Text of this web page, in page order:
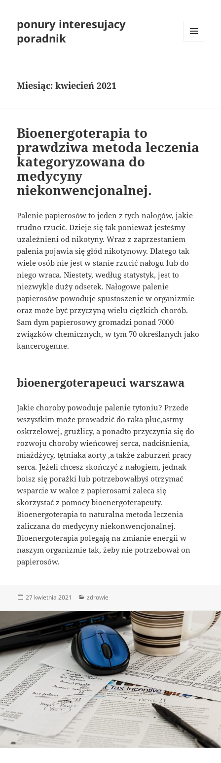
ponury interesujacy
poradnik
Miesiąc:kwiecień 2021
Bioenergoterapia to
prawdziwa metoda leczenia
kategoryzowana do
medycyny
niekonwencjonalnej.
Palenie papierosów to jeden z tych nałogów, jakie
trudno rzucić. Dzieje się tak ponieważ jesteśmy
uzależnieni od nikotyny. Wraz z zaprzestaniem
palenia pojawia się głód nikotynowy. Dlatego tak
wiele osób nie jest w stanie rzucić nałogu lub do
niego wraca. Niestety, według statystyk, jest to
niezwykle duży odsetek. Nałogowe palenie
papierosów powoduje spustoszenie w organizmie
oraz może być przyczyną wielu ciężkich chorób.
Sam dym papierosowy gromadzi ponad 7000
związków chemicznych, w tym 70 określanych jako
kancerogenne.
bioenergoterapeuci warszawa
Jakie choroby powoduje palenie tytoniu? Przede
wszystkim może prowadzić do raka płuc,astmy
oskrzelowej, gruźlicy, a ponadto przyczynia się do
rozwoju choroby wieńcowej serca, nadciśnienia,
miażdżycy, tętniaka aorty ,a także zaburzeń pracy
serca. Jeżeli chcesz skończyć z nałogiem, jednak
boisz się porażki lub potrzebowałbyś otrzymać
wsparcie w walce z papierosami zaleca się
skorzystać z pomocy bioenergoterapeuty.
Bioenergoterapia to naturalna metoda leczenia
zaliczana do medycyny niekonwencjonalnej.
Bioenergoterapia polegają na zmianie energii w
naszym organizmie tak, żeby nie potrzebował on
papierosów.
Data
27 kwietnia 2021 Kategorie
zdrowie